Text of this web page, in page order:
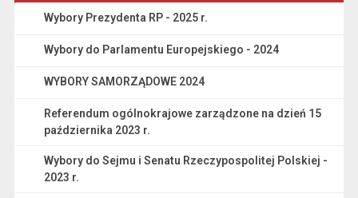
Wybory Prezydenta RP - 2025 r.
Wybory do Parlamentu Europejskiego - 2024
WYBORY SAMORZĄDOWE 2024
Referendum ogólnokrajowe zarządzone na dzień 15
października 2023 r.
Wybory do Sejmu i Senatu Rzeczypospolitej Polskiej -
2023 r.